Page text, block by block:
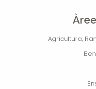
Agricultura,